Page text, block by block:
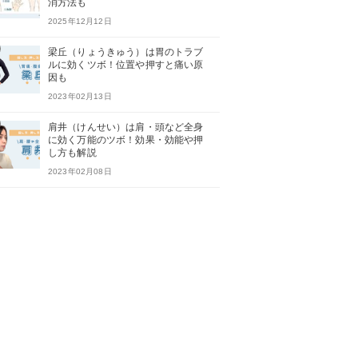
消方法も
2025年12月12日
梁丘（りょうきゅう）は胃のトラブ
ルに効くツボ！位置や押すと痛い原
因も
2023年02月13日
肩井（けんせい）は肩・頭など全身
に効く万能のツボ！効果・効能や押
し方も解説
2023年02月08日